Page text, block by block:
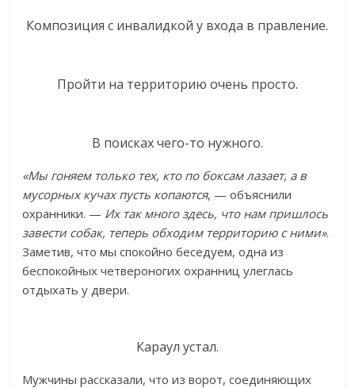
Композиция с инвалидкой у входа в правление.
Пройти на территорию очень просто.
В поисках чего-то нужного.
«Мы гоняем только тех, кто по боксам лазает, а в
мусорных кучах пусть копаются, — объяснили
охранники. — Их так много здесь, что нам пришлось
завести собак, теперь обходим территорию с ними».
Заметив, что мы спокойно беседуем, одна из
беспокойных четвероногих охранниц улеглась
отдыхать у двери.
Караул устал.
Мужчины рассказали, что из ворот, соединяющих